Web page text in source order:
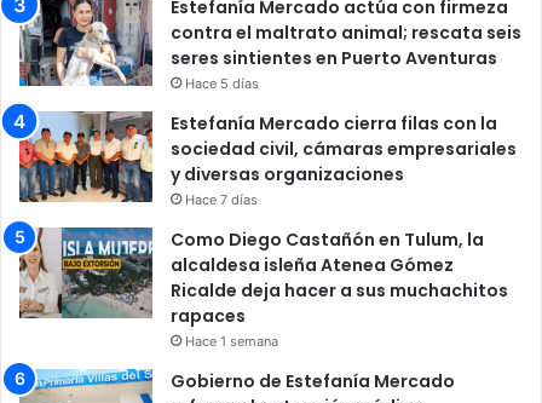
Estefanía Mercado actúa con firmeza
contra el maltrato animal; rescata seis
seres sintientes en Puerto Aventuras
Hace 5 días
Estefanía Mercado cierra filas con la
sociedad civil, cámaras empresariales
y diversas organizaciones
Hace 7 días
Como Diego Castañón en Tulum, la
alcaldesa isleña Atenea Gómez
Ricalde deja hacer a sus muchachitos
rapaces
Hace 1 semana
Gobierno de Estefanía Mercado